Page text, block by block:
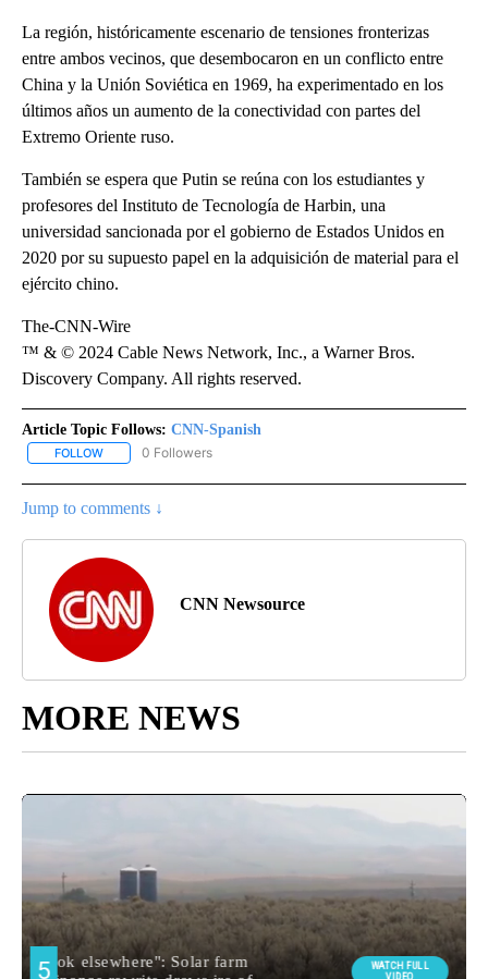
La región, históricamente escenario de tensiones fronterizas
entre ambos vecinos, que desembocaron en un conflicto entre
China y la Unión Soviética en 1969, ha experimentado en los
últimos años un aumento de la conectividad con partes del
Extremo Oriente ruso.
También se espera que Putin se reúna con los estudiantes y
profesores del Instituto de Tecnología de Harbin, una
universidad sancionada por el gobierno de Estados Unidos en
2020 por su supuesto papel en la adquisición de material para el
ejército chino.
The-CNN-Wire
™ & © 2024 Cable News Network, Inc., a Warner Bros.
Discovery Company. All rights reserved.
Article Topic Follows: CNN-Spanish
FOLLOW FOLLOW "CNN-SPANISH" TO RECEIVE NOTIFICATIONS ABOUT
0 Followers
Jump to comments ↓
CNN Newsource
MORE NEWS